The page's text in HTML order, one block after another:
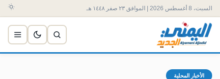
السبت، 8 أغسطس 2026 | الموافق ٢٣ صفر ١٤٤٨ هـ
الأخبار المحلية